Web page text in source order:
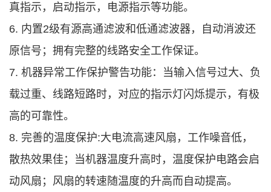
真指示，启动指示，电源指示等功能。
6. 内置2级有源高通滤波和低通滤波器，自动消波还
原信号；拥有完整的线路安全工作保证。
7. 机器异常工作保护警告功能：当输入信号过大、负
载过重、线路短路时，对应的指示灯闪烁提示，有极
高的可靠性。
8. 完善的温度保护:大电流高速风扇，工作噪音低，
散热效果佳；当机器温度升高时，温度保护电路会启
动风扇；风扇的转速随温度的升高而自动提高。